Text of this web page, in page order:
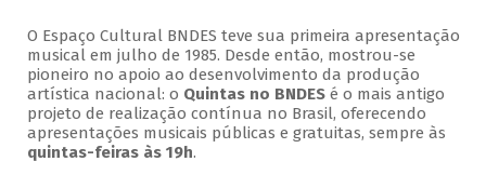
O Espaço Cultural BNDES teve sua primeira apresentação
musical em julho de 1985. Desde então, mostrou-se
pioneiro no apoio ao desenvolvimento da produção
artística nacional: o Quintas no BNDESé o mais antigo
projeto de realização contínua no Brasil, oferecendo
apresentações musicais públicas e gratuitas, sempre às
quintas-feiras às 19h.